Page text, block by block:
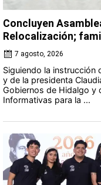
Concluyen
Relocalización;
7 agosto, 2026
Siguiendo la instrucción
y de la presidenta
Gobiernos de Hidalgo y
Informativas para la ...